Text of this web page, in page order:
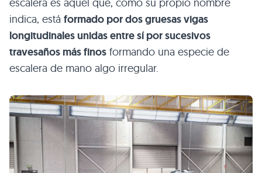
indica, está formado por dos gruesas vigas
longitudinales unidas entre sí por sucesivos
travesaños más finos formando una especie de
escalera de mano algo irregular.